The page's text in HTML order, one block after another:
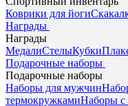
Коврики для йоги
Награды
Награды
МедалиСтелыКубки
Подарочные наборы
Подарочные наборы
Наборы для мужчин
термокружкамиНаборы с